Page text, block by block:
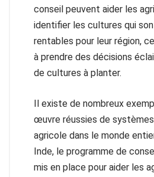
conseil peuvent aider les
identifier les cultures qui
rentables pour leur région,
à prendre des décisions
de cultures à planter.
Il existe de nombreux
œuvre réussies de
agricole dans le monde
Inde, le programme de
mis en place pour aider les